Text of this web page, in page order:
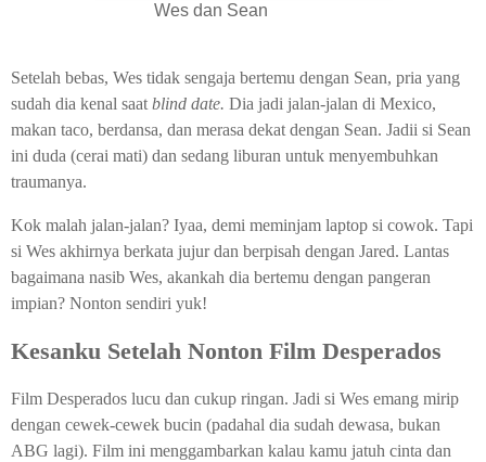
Wes dan Sean
Setelah bebas, Wes tidak sengaja bertemu dengan Sean, pria yang
sudah dia kenal saat blind date. Dia jadi jalan-jalan di Mexico,
makan taco, berdansa, dan merasa dekat dengan Sean. Jadii si Sean
ini duda (cerai mati) dan sedang liburan untuk menyembuhkan
traumanya.
Kok malah jalan-jalan? Iyaa, demi meminjam laptop si cowok. Tapi
si Wes akhirnya berkata jujur dan berpisah dengan Jared. Lantas
bagaimana nasib Wes, akankah dia bertemu dengan pangeran
impian? Nonton sendiri yuk!
Kesanku Setelah Nonton Film Desperados
Film Desperados lucu dan cukup ringan. Jadi si Wes emang mirip
dengan cewek-cewek bucin (padahal dia sudah dewasa, bukan
ABG lagi). Film ini menggambarkan kalau kamu jatuh cinta dan